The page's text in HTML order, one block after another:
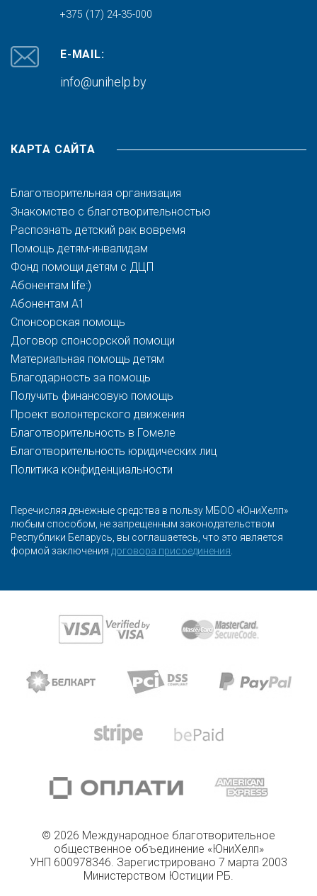
+375 (17) 24-35-000
E-MAIL:
info@unihelp.by
КАРТА САЙТА
Благотворительная организация
Знакомство с благотворительностью
Распознать детский рак вовремя
Помощь детям-инвалидам
Фонд помощи детям с ДЦП
Абонентам life:)
Абонентам A1
Спонсорская помощь
Договор спонсорской помощи
Материальная помощь детям
Благодарность за помощь
Получить финансовую помощь
Проект волонтерского движения
Благотворительность в Гомеле
Благотворительность юридических лиц
Политика конфиденциальности
Перечисляя денежные средства в пользу МБОО «ЮниХелп»
любым способом, не запрещенным законодательством
Республики Беларусь, вы соглашаетесь, что это является
формой заключения договора присоединения.
© 2026 Международное благотворительное
общественное объединение «ЮниХелп»
УНП 600978346. Зарегистрировано 7 марта 2003
Министерством Юстиции РБ.